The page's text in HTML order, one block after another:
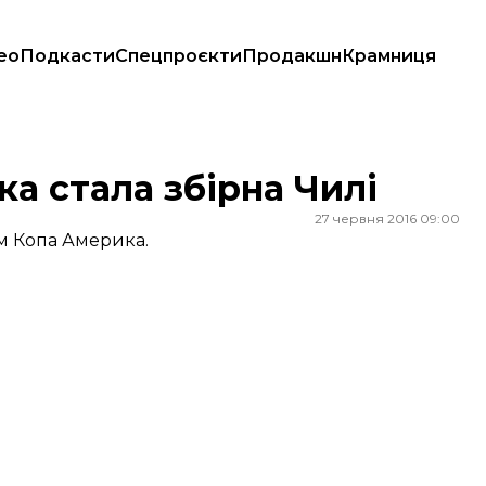
ПодкастиСпецпроєктиПродакшнКрамниця
стала збірна Чилі
27 червня 2016 09:00
Копа Америка.